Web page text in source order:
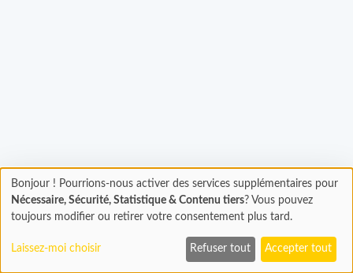
Chargement
En cours...
Bonjour ! Pourrions-nous activer des services supplémentaires pour
Nécessaire, Sécurité, Statistique & Contenu tiers? Vous pouvez
toujours modifier ou retirer votre consentement plus tard.
Laissez-moi choisir Refuser tout Accepter tout